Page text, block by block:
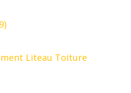
Liteau Toiture